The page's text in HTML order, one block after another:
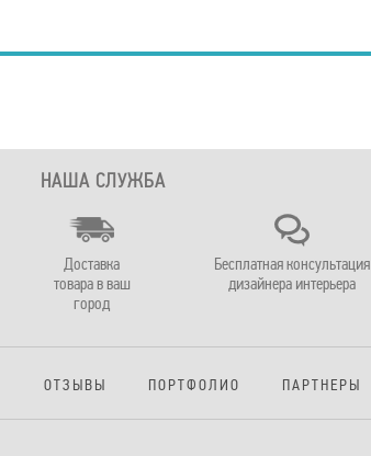
НАША СЛУЖБА
Доставка
товара в ваш
город
Бесплатная консультация
дизайнера интерьера
ОТЗЫВЫ ПОРТФОЛИО ПАРТНЕРЫ